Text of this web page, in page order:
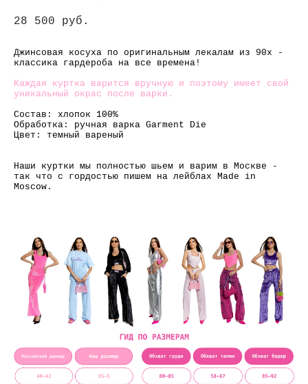
28 500 pуб.
Джинсовая косуха по оригинальным лекалам из 90х -
классика гардероба на все времена!
Каждая куртка варится вручную и поэтому имеет свой
уникальный окрас после варки.
Состав: хлопок 100%
Обработка: ручная варка Garment Die
Цвет: темный вареный
Наши куртки мы полностью шьем и варим в Москве -
так что с гордостью пишем на лейблах Made in
Moscow.